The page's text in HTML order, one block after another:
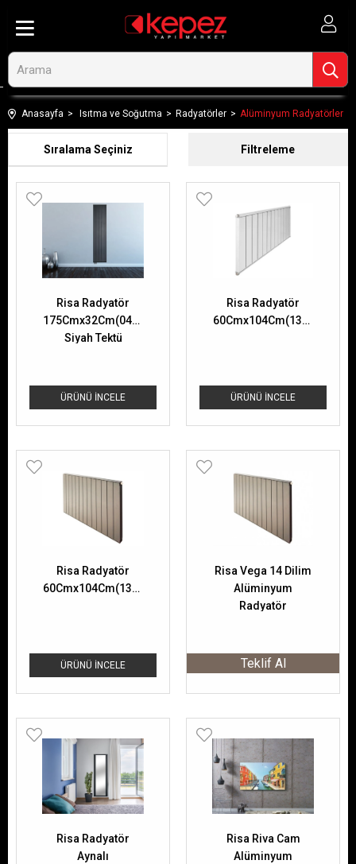
Anasayfa Isıtma ve Soğutma Radyatörler Alüminyum Radyatörler
Filtreleme
Sıralama
ÜRÜNÜ İNCELE
Risa Radyatör
175Cmx32Cm(04Dilim)Linda
Siyah Tektü
ÜRÜNÜ İNCELE
Risa Radyatör
60Cmx104Cm(13Dilim)Linda
ÜRÜNÜ İNCELE
Risa Radyatör
60Cmx104Cm(13Dilim)Vega
Risa Vega 14 Dilim
Alüminyum
Radyatör
Teklif Al
Risa Radyatör
Aynalı
Risa Riva Cam
Alüminyum